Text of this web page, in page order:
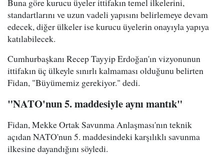
Buna göre kurucu üyeler ittifakın temel ilkelerini,
standartlarını ve uzun vadeli yapısını belirlemeye devam
edecek, diğer ülkeler ise kurucu üyelerin onayıyla yapıya
katılabilecek.
Cumhurbaşkanı Recep Tayyip Erdoğan'ın vizyonunun
ittifakın üç ülkeyle sınırlı kalmaması olduğunu belirten
Fidan, "Büyümemiz gerekiyor." dedi.
"NATO'nun 5. maddesiyle aynı mantık"
Fidan, Mekke Ortak Savunma Anlaşması'nın teknik
açıdan NATO'nun 5. maddesindeki karşılıklı savunma
ilkesine dayandığını söyledi.